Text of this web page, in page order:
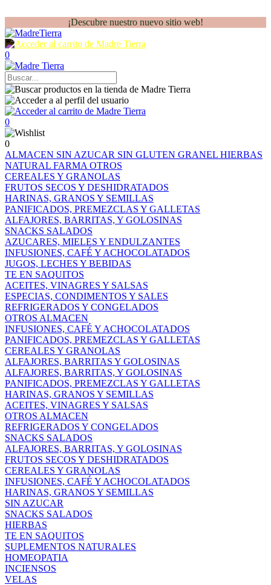
¡Descubre nuestro nuevo sitio web!
0
0
0
ALMACEN SIN AZUCAR SIN GLUTEN GRANEL HIERBAS
NATURAL FARMA OTROS
CEREALES Y GRANOLAS
FRUTOS SECOS Y DESHIDRATADOS
HARINAS, GRANOS Y SEMILLAS
PANIFICADOS, PREMEZCLAS Y GALLETAS
ALFAJORES, BARRITAS, Y GOLOSINAS
SNACKS SALADOS
AZUCARES, MIELES Y ENDULZANTES
INFUSIONES, CAFÉ Y ACHOCOLATADOS
JUGOS, LECHES Y BEBIDAS
TE EN SAQUITOS
ACEITES, VINAGRES Y SALSAS
ESPECIAS, CONDIMENTOS Y SALES
REFRIGERADOS Y CONGELADOS
OTROS ALMACEN
INFUSIONES, CAFÉ Y ACHOCOLATADOS
PANIFICADOS, PREMEZCLAS Y GALLETAS
CEREALES Y GRANOLAS
ALFAJORES, BARRITAS Y GOLOSINAS
ALFAJORES, BARRITAS, Y GOLOSINAS
PANIFICADOS, PREMEZCLAS Y GALLETAS
HARINAS, GRANOS Y SEMILLAS
ACEITES, VINAGRES Y SALSAS
OTROS ALMACEN
REFRIGERADOS Y CONGELADOS
SNACKS SALADOS
ALFAJORES, BARRITAS, Y GOLOSINAS
FRUTOS SECOS Y DESHIDRATADOS
CEREALES Y GRANOLAS
INFUSIONES, CAFÉ Y ACHOCOLATADOS
HARINAS, GRANOS Y SEMILLAS
SIN AZUCAR
SNACKS SALADOS
HIERBAS
TE EN SAQUITOS
SUPLEMENTOS NATURALES
HOMEOPATIA
INCIENSOS
VELAS